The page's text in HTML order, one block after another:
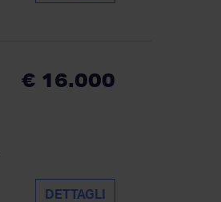
€ 16.000
DETTAGLI